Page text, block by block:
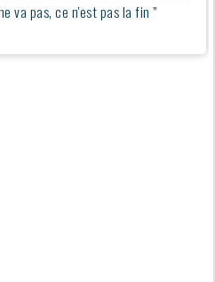
va pas, ce n'est pas la fin ”